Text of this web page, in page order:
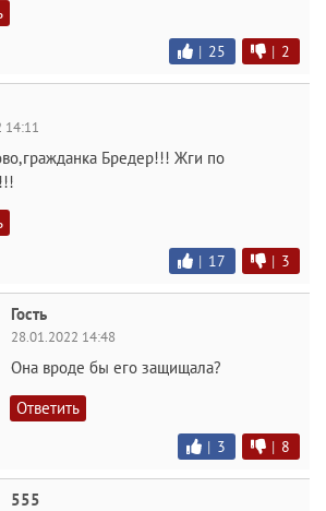
| 25 | 2
14:11
Бредер!!! Жги по
| 17 | 3
Гость
28.01.2022 14:48
Она вроде бы его защищала?
Ответить
| 3 | 8
555